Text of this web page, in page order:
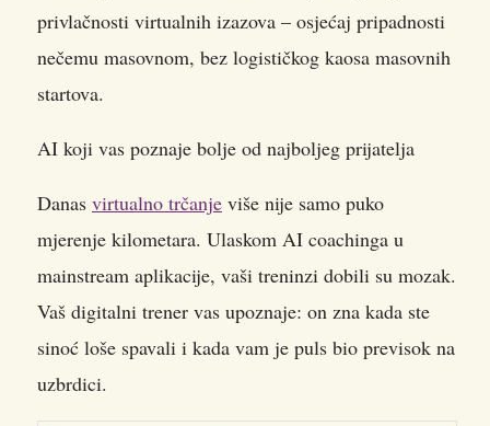
privlačnosti virtualnih izazova – osjećaj pripadnosti
nečemu masovnom, bez logističkog kaosa masovnih
startova.
AI koji vas poznaje bolje od najboljeg prijatelja
Danas virtualno trčanje više nije samo puko
mjerenje kilometara. Ulaskom AI coachinga u
mainstream aplikacije, vaši treninzi dobili su mozak.
Vaš digitalni trener vas upoznaje: on zna kada ste
sinoć loše spavali i kada vam je puls bio previsok na
uzbrdici.